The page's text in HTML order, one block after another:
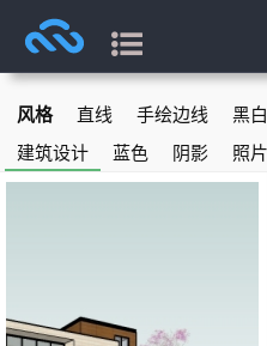
风格 直线 手绘边线 黑白
建筑设计
蓝色 阴影 照